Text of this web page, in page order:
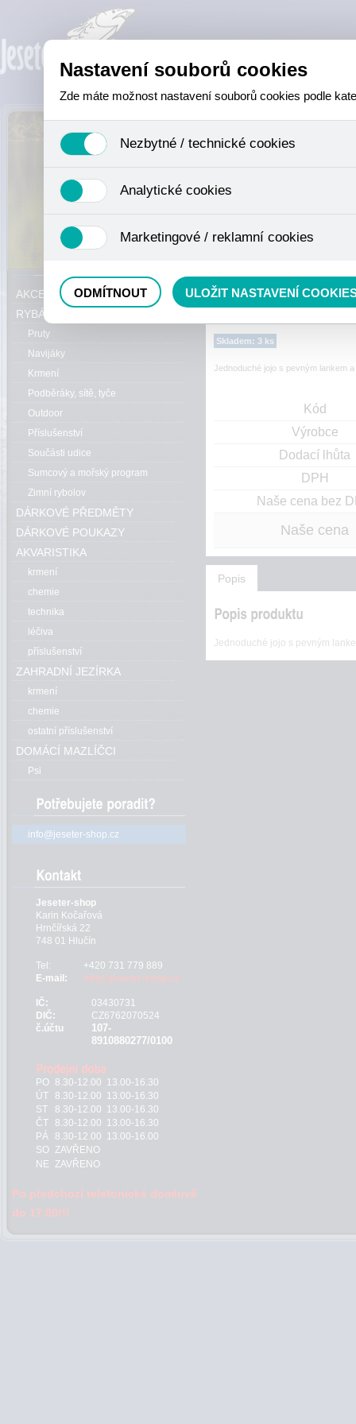
Skladem: 3 ks
Jednoduché jojo s pevným lankem
Kód
Výrobce
Dodací lhůta
DPH
Naše cena bez
Naše cena
Popis
Jednoduché jojo s pevným
AKCE, SLEVY, VÝPRODEJ
RYBÁŘSKÝ SORTIMENT
Pruty
Navijáky
Krmení
Podběráky, sítě, tyče
Outdoor
Příslušenství
Součásti udice
Sumcový a mořský program
Zimní rybolov
DÁRKOVÉ PŘEDMĚTY
DÁRKOVÉ POUKAZY
AKVARISTIKA
krmení
chemie
technika
léčiva
příslušenství
ZAHRADNÍ JEZÍRKA
krmení
chemie
ostatní příslušenství
DOMÁCÍ MAZLÍČCI
Psi
info@jeseter-shop.cz
Jeseter-shop
Karin Kočařová
Hrnčířská 22
748 01 Hlučín
Tel:
+420 731 779 889
E-mail:
info@jeseter-shop.cz
IČ:
03430731
DIČ:
CZ6762070524
č.účtu
107-
8910880277/0100
PO 8.30-12.00 13.00-16.30
ÚT
8.30-12.00 13.00-16.30
ST
8.30-12.00 13.00-16.30
ČT
8.30-12.00 13.00-16.30
PÁ
8.30-12.00 13.00-16.00
SO ZAVŘENO
NE ZAVŘENO
Po předchozí telefonické domluvě
do 17.00!!!
Nastavení souborů cookies
Zde máte možnost nastavení souborů cookies podle
Nezbytné / technické cookies
se mimo jiné k ukládání produktů v nákupním košíku,
není zapotřebí Váš souhlas a není možné jej ani odebrat.
Analytické cookies
nejedná o osobní údaje, protože anonymizované cookies
odkazy, prohlížené zboží apod.
Marketingové / reklamní cookies
ODMÍTNOUT ULOŽIT NASTAVENÍ